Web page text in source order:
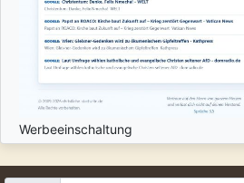
Werbeeinschaltung